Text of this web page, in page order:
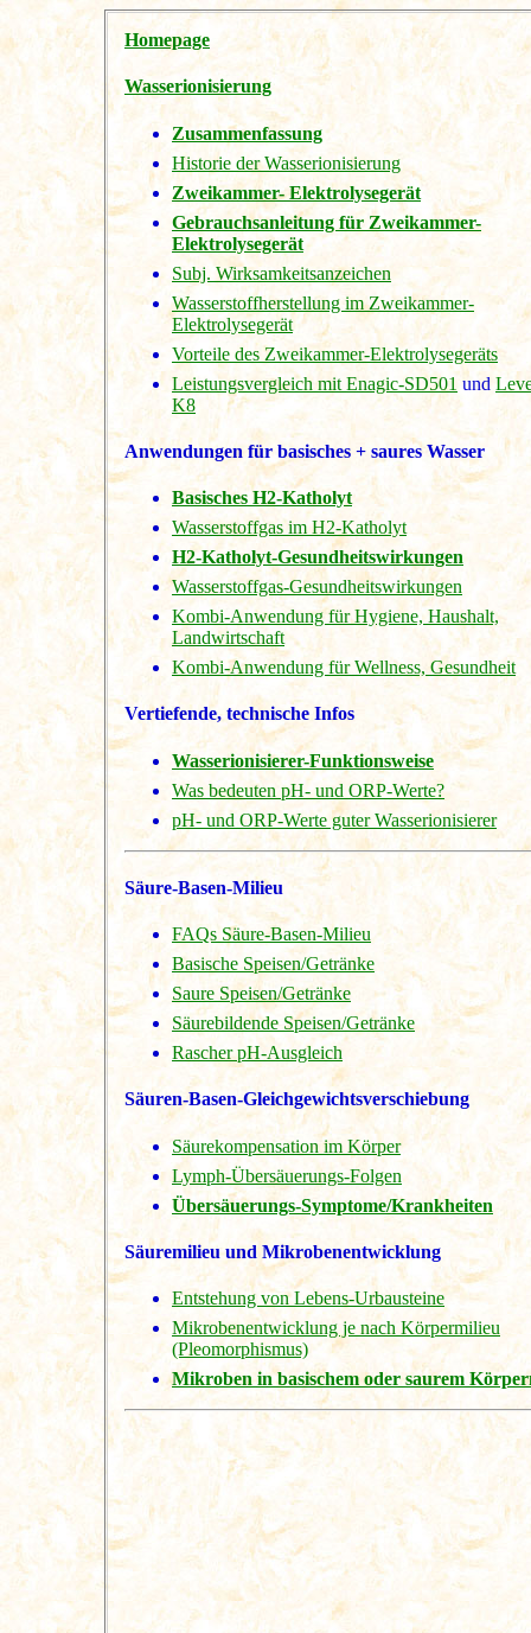
Homepage
Wasserionisierung
Zusammenfassung
Historie der Wasserionisierung
Zweikammer- Elektrolysegerät
Gebrauchsanleitung für Zweikammer-
Elektrolysegerät
Subj. Wirksamkeitsanzeichen
Wasserstoffherstellung im Zweikammer-
Elektrolysegerät
Vorteile des Zweikammer-Elektrolysegeräts
Leistungsvergleich mit Enagic-SD501 und
K8
Anwendungen für basisches + saures Wasser
Basisches H2-Katholyt
Wasserstoffgas im H2-Katholyt
H2-Katholyt-Gesundheitswirkungen
Wasserstoffgas-Gesundheitswirkungen
Kombi-Anwendung für Hygiene, Haushalt,
Landwirtschaft
Kombi-Anwendung für Wellness, Gesundheit
Vertiefende, technische Infos
Wasserionisierer-Funktionsweise
Was bedeuten pH- und ORP-Werte?
pH- und ORP-Werte guter Wasserionisierer
Säure-Basen-Milieu
FAQs Säure-Basen-Milieu
Basische Speisen/Getränke
Saure Speisen/Getränke
Säurebildende Speisen/Getränke
Rascher pH-Ausgleich
Säuren-Basen-Gleichgewichtsverschiebung
Säurekompensation im Körper
Lymph-Übersäuerungs-Folgen
Übersäuerungs-Symptome/Krankheiten
Säuremilieu und Mikrobenentwicklung
Entstehung von Lebens-Urbausteine
Mikrobenentwicklung je nach Körpermilieu
(Pleomorphismus)
Mikroben in basischem oder saurem